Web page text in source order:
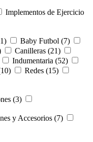
Implementos de Ejercicio
Baby Futbol (7)
Canilleras (21)
Indumentaria (52)
Redes (15)
(3)
y Accesorios (7)